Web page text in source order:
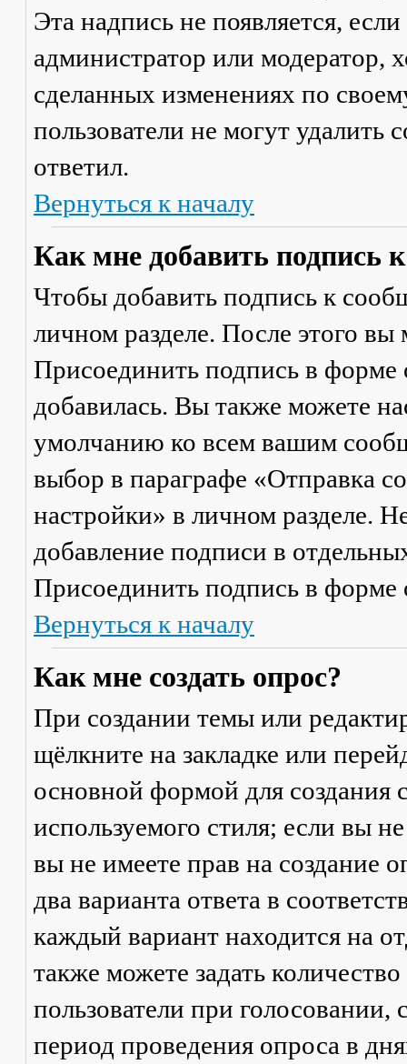
Эта надпись не появляется,
администратор или модератор,
сделанных изменениях по
пользователи не могут удалить
ответил.
Вернуться к началу
Как мне добавить подпись
Чтобы добавить подпись к
личном разделе. После этого
Присоединить подпись в форме
добавилась. Вы также можете
умолчанию ко всем вашим
выбор в параграфе «Отправка
настройки» в личном разделе.
добавление подписи в
Присоединить подпись в форме
Вернуться к началу
Как мне создать опрос?
При создании темы или
щёлкните на закладке или
основной формой для создания
используемого стиля; если вы
вы не имеете прав на создание
два варианта ответа в
каждый вариант находится на
также можете задать
пользователи при
период проведения опроса в